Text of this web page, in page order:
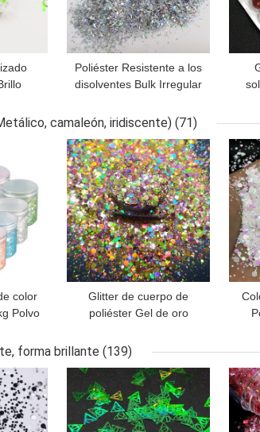
y
Poliéster Resistente a los
disolventes Bulk Irregular
Cortado Flocos de Nail
Art Suministros para el
Día de la Madre
Ramadan
camaleón, iridiscente) (71)
color
Polvo
de
Glitter de cuerpo de
poliéster Gel de oro
Glitter para un aspecto
de moda
MEJOR PRECIO
forma brillante (139)
MEJOR PRECIO